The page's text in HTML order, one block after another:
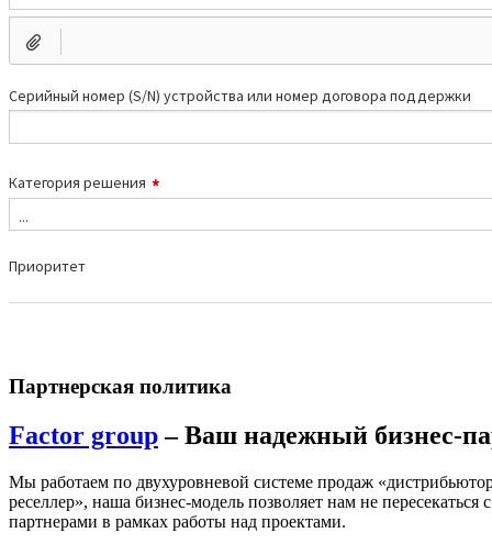
Партнерская политика
Factor group– Ваш надежный бизнес-
Мы работаем по двухуровневой системе продаж
реселлер», наша бизнес-модель позволяет нам не пересекаться с
партнерами в рамках работы над проектами.